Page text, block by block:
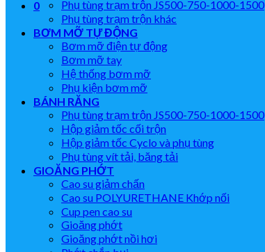
0
Phụ tùng trạm trộn JS500-750-1000-1500
Phụ tùng trạm trộn khác
BƠM MỠ TỰ ĐỘNG
Bơm mỡ điện tự động
Bơm mỡ tay
Hệ thống bơm mỡ
Phụ kiện bơm mỡ
BÁNH RĂNG
Phụ tùng trạm trộn JS500-750-1000-1500
Hộp giảm tốc cối trộn
Hộp giảm tốc Cyclo và phụ tùng
Phụ tùng vít tải, băng tải
GIOĂNG PHỚT
Cao su giảm chấn
Cao su POLYURETHANE Khớp nối
Cup pen cao su
Gioăng phớt
Gioăng phớt nồi hơi